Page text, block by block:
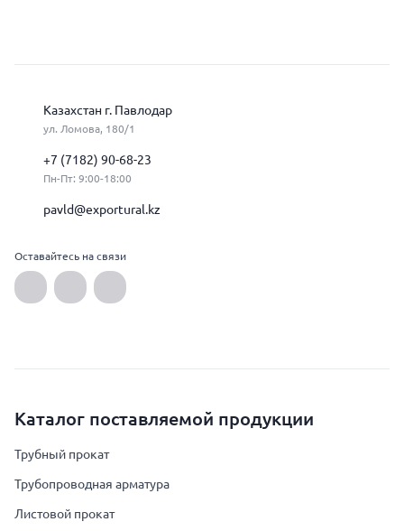
Казахстан г. Павлодар
ул. Ломова, 180/1
+7 (7182) 90-68-23
Пн-Пт: 9:00-18:00
pavld@exportural.kz
Оставайтесь на связи
Каталог поставляемой продукции
Трубный прокат
Трубопроводная арматура
Листовой прокат